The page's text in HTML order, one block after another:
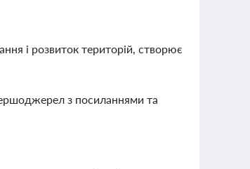
і розвиток територій, створює
з посиланнями та